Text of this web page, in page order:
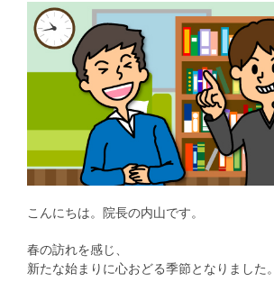
こんにちは。院長の内山です。
春の訪れを感じ、
新たな始まりに心おどる季節となりました。